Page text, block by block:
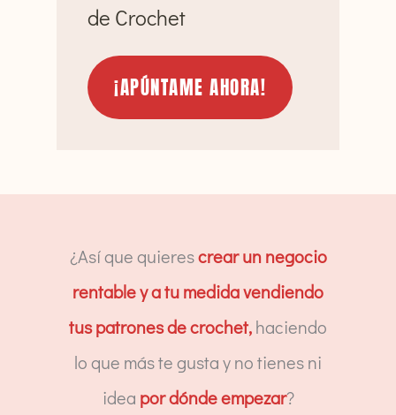
de Crochet
¡APÚNTAME AHORA!
¿Así que quierescrear un negocio
rentable y a tu medida vendiendo
tus patrones de crochet,haciendo
lo que más te gusta y no tienes ni
idea por dónde empezar?